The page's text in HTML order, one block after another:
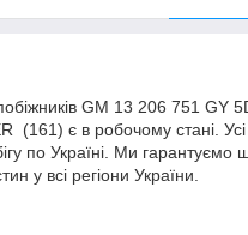
GM 13 206 751 GY
(161) є в робочому стані.
по Україні. Ми гарантуємо
у всі регіони України.